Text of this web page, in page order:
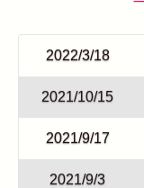
2022/3/18
2021/10/15
2021/9/17
2021/9/3